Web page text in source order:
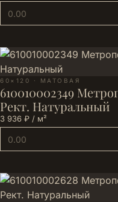
60×120 · МАТОВАЯ
610010002349
Рект. Натуральный
3 936 ₽ / м²